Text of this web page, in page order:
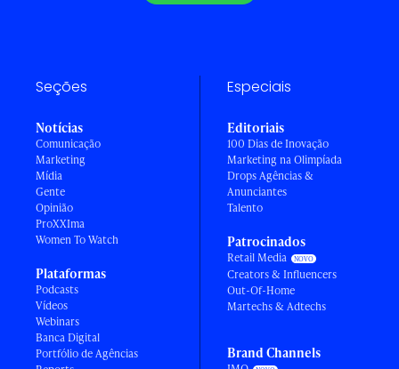
Seções
Notícias
Comunicação
Marketing
Mídia
Gente
Opinião
ProXXIma
Women To Watch
Plataformas
Podcasts
Vídeos
Webinars
Banca Digital
Portfólio de Agências
Especiais
Editoriais
100 Dias de Inovação
Marketing na Olimpíada
Drops Agências &
Anunciantes
Talento
Patrocinados
Retail Media
Creators & Influencers
Out-Of-Home
Martechs & Adtechs
Brand Channels